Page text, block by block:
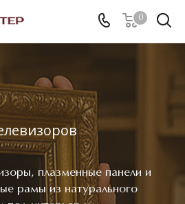
0
плазменные панели и
рамы из натурального